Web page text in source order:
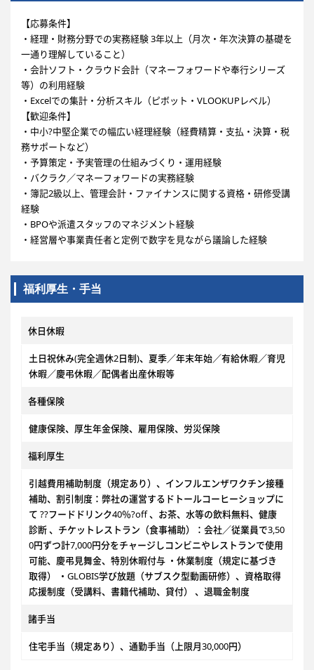
【応募条件】
・経理・財務分野での実務経験 3年以上（月次・年次決算の基礎を
一通り理解していること）
・会計ソフト・クラウド会計（マネーフォワードや奉行シリーズ
等）の利用経験
・Excelでの集計・分析スキル（ピボット・VLOOKUPレベル）
【歓迎条件】
・中小?中堅企業での幅広い経理経験（経費精算・支払・決算・税
務サポートなど）
・予算策定・予実管理の仕組みづくり・運用経験
・バクラク／マネーフォワードの実務経験
・簿記2級以上、管理会計・ファイナンスに関する資格・研修受講
経験
・BPOや派遣スタッフのマネジメント経験
・経営層や事業責任者と定例で数字を見ながら議論した経験
福利厚生・手当
休日休暇
土日祝休み(完全週休2日制)、夏季／年末年始／有給休暇／育児
休暇／慶弔休暇／配偶者出産休暇等
各種保険
健康保険、厚生年金保険、雇用保険、労災保険
福利厚生
引越費用補助制度（規定あり）、インフルエンザワクチン接種
補助、割引制度：弊社の運営するドトールコーヒーショップに
て ??フードドリンク40％?off 、お茶、水等の飲料無料、健康
診断 、チケットレストラン（食事補助）：会社／従業員で3,50
0円ずつ計7,000円分をチャージしコンビニやレストランで使用
可能、慶弔見舞金、特別休暇付与 ・休業制度（規定に基づき
取得） ・GLOBIS学び放題（サブスク型動画研修）、資格取得
応援制度（受講料、書籍代補助、貸付） 、退職金制度
諸手当
住宅手当（規定あり）、通勤手当（上限月30,000円）